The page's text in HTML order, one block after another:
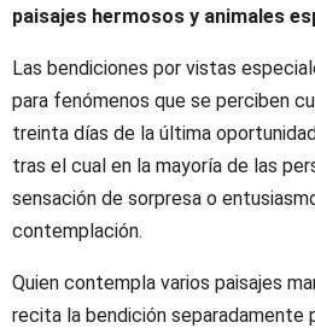
paisajes hermosos y animales
Las bendiciones por vistas
para fenómenos que se perciben
treinta días de la última
tras el cual en la mayoría de las
sensación de sorpresa o
contemplación.
Quien contempla varios paisajes
recita la bendición separadamente